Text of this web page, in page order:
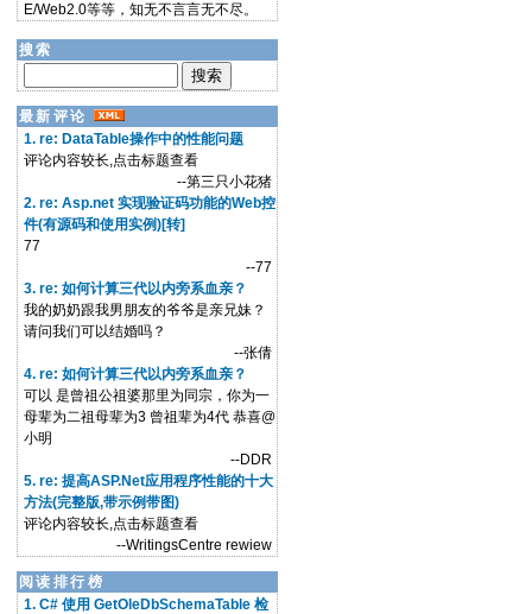
E/Web2.0等等，知无不言言无不尽。
搜索
最新评论
1. re: DataTable操作中的性能问题
评论内容较长,点击标题查看
--第三只小花猪
2. re: Asp.net 实现验证码功能的Web控
件(有源码和使用实例)[转]
77
--77
3. re: 如何计算三代以内旁系血亲？
我的奶奶跟我男朋友的爷爷是亲兄妹？
请问我们可以结婚吗？
--张倩
4. re: 如何计算三代以内旁系血亲？
可以 是曾祖公祖婆那里为同宗，你为一
母辈为二祖母辈为3 曾祖辈为4代 恭喜@
小明
--DDR
5. re: 提高ASP.Net应用程序性能的十大
方法(完整版,带示例带图)
评论内容较长,点击标题查看
--WritingsCentre rewiew
阅读排行榜
1. C# 使用 GetOleDbSchemaTable 检